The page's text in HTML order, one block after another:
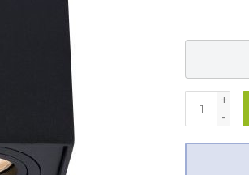
+
-